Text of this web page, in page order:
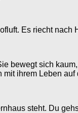
Es riecht
bewegt sich
ihrem Leben auf
steht. Du